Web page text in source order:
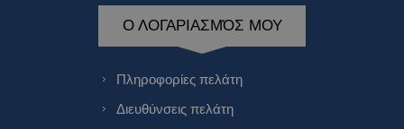
Ο ΛΟΓΑΡΙΑΣΜΌΣ ΜΟΥ
Πληροφορίες πελάτη
Διευθύνσεις πελάτη